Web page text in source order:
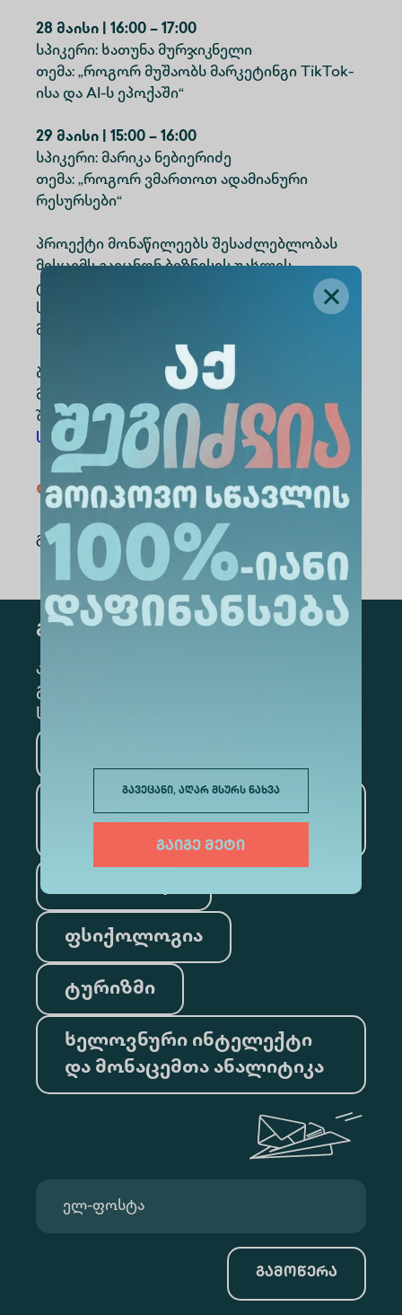
გავეცანი, აღარ მსურს ნახვა
გაიგე მეტი
28 მაისი | 16:00 – 17:00
სპიკერი: ხათუნა მურჯიკნელი
თემა: „როგორ მუშაობს მარკეტინგი TikTok-
ისა და AI-ს ეპოქაში“
29 მაისი | 15:00 – 16:00
სპიკერი: მარიკა ნებიერიძე
თემა: „როგორ ვმართოთ ადამიანური
რესურსები“
პროექტი მონაწილეებს შესაძლებლობას
მისცემს გაეცნონ ბიზნესის უახლეს
ტენდენციებს, აღმოაჩინონ მათთვის
საინტერესო მიმართულებები და დაგეგმონ
მომავალი პროფესიული განვითარება.
ბიზნესის Online სკოლაში მონაწილეობის
მისაღებად რეგისტრაცია შესაძლებელია
შემდეგ ბმულზე:
სარეგისტრაციო ფორმა
თემატიკები Ბიზნესი
გაზიარება
გამოწერა
კონკრეტული მიმართულების
გამოსაწერად, მონიშნეთ შესაბამისი
სექცია
ფსიქოლოგია
ტურიზმი
ხელოვნური ინტელექტი
და მონაცემთა ანალიტიკა
გამოწერა